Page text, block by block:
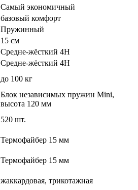
Самый экономичный
базовый комфорт
Пружинный
15 см
Средне-жёсткий 4H
Средне-жёсткий 4H
до 100 кг
Блок независимых пружин Mini,
высота 120 мм
520 шт.
Термофайбер 15 мм
Термофайбер 15 мм
жаккардовая, трикотажная